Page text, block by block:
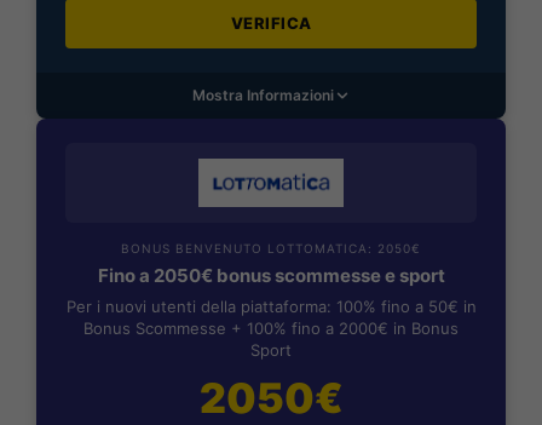
VERIFICA
Mostra Informazioni
BONUS BENVENUTO LOTTOMATICA: 2050€
Fino a 2050€ bonus scommesse e sport
Per i nuovi utenti della piattaforma: 100% fino a 50€ in
Bonus Scommesse + 100% fino a 2000€ in Bonus
Sport
2050€